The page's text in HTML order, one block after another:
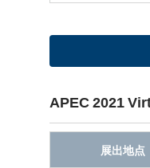
APEC 2021
展出地点